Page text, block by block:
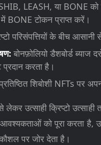
LEASH, या BONE
BONE टोकन प्राप्त करें।
परिसंपत्तियों के बीच
बोनफ़ोलियो डैशबोर्ड ब्याज
प्रदान करता है।
शिबोशी NFTs पर
लेकर उत्साही क्रिप्टो
को पूरा करता है,
पर जोर देता है।